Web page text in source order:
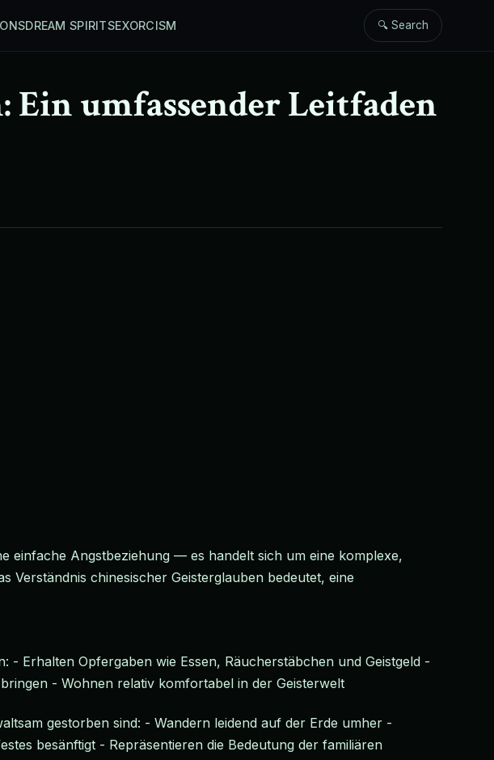
DREAM SPIRITSEXORCISM 🔍 Search
Ein umfassender Leitfaden
einfache Angstbeziehung — es handelt sich um eine komplexe,
Verständnis chinesischer Geisterglauben bedeutet, eine
Erhalten Opfergaben wie Essen, Räucherstäbchen und Geistgeld -
- Wohnen relativ komfortabel in der Geisterwelt
gestorben sind: - Wandern leidend auf der Erde umher -
besänftigt - Repräsentieren die Bedeutung der familiären